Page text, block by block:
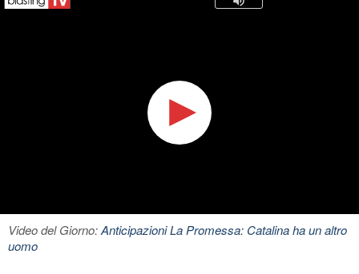
Video del Giorno:Anticipazioni La Promessa: Catalina ha un altro
uomo